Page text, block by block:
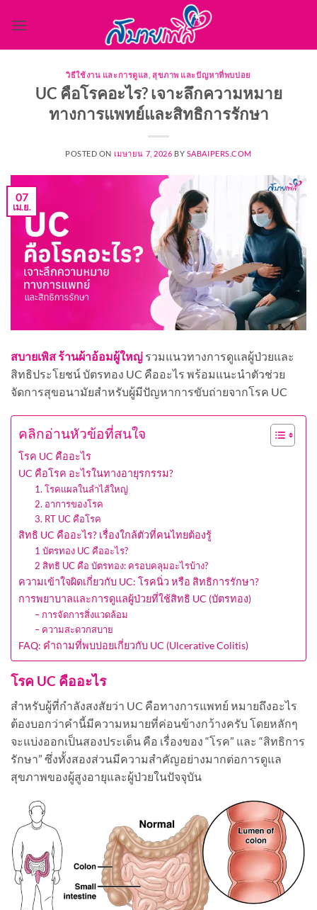
วิธีใช้งาน และการดูแล สุขภาพ และปัญหาที่พบบ่อย
UC คือโรคอะไร? เจาะลึกความหมาย
ทางการแพทย์และสิทธิการรักษา
POSTED ON เมษายน 7, 2026 BY SABAIPERS.COM
07
เม.ย.
สบายเพิส ร้านผ้าอ้อมผู้ใหญ่ รวมแนวทางการดูแลผู้ป่วยและ
สิทธิประโยชน์ บัตรทอง UC คืออะไร พร้อมแนะนำตัวช่วย
จัดการสุขอนามัยสำหรับผู้มีปัญหาการขับถ่ายจากโรค UC
คลิกอ่านหัวข้อที่สนใจ
โรค UC คืออะไร
UC คือโรค อะไรในทางอายุรกรรม?
1. โรคแผลในลำไส้ใหญ่
2. อาการของโรค
3. RT UC คือโรค
สิทธิ UC คืออะไร? เรื่องใกล้ตัวที่คนไทยต้องรู้
1 บัตรทอง UC คืออะไร?
2 สิทธิ UC คือ บัตรทอง: ครอบคลุมอะไรบ้าง?
ความเข้าใจผิดเกี่ยวกับ UC: โรคนิ่ว หรือ สิทธิการรักษา?
การพยาบาลและการดูแลผู้ป่วยที่ใช้สิทธิ UC (บัตรทอง)
– การจัดการสิ่งแวดล้อม
– ความสะดวกสบาย
FAQ: คำถามที่พบบ่อยเกี่ยวกับ UC (Ulcerative Colitis)
โรค UC คืออะไร
สำหรับผู้ที่กำลังสงสัยว่า UC คือทางการแพทย์ หมายถึงอะไร
ต้องบอกว่าคำนี้มีความหมายที่ค่อนข้างกว้างครับ โดยหลักๆ
จะแบ่งออกเป็นสองประเด็น คือ เรื่องของ “โรค” และ “สิทธิการ
รักษา” ซึ่งทั้งสองส่วนมีความสำคัญอย่างมากต่อการดูแล
สุขภาพของผู้สูงอายุและผู้ป่วยในปัจจุบัน